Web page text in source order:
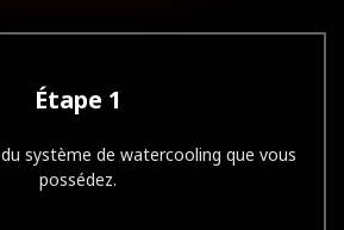
Étape 1
système de watercooling que vous
possédez.